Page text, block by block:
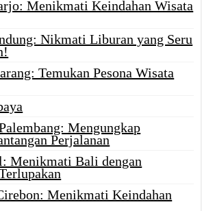
Menikmati Keindahan Wisata
Nikmati Liburan yang Seru
Temukan Pesona Wisata
Mengungkap
Perjalanan
Menikmati Bali dengan
Menikmati Keindahan